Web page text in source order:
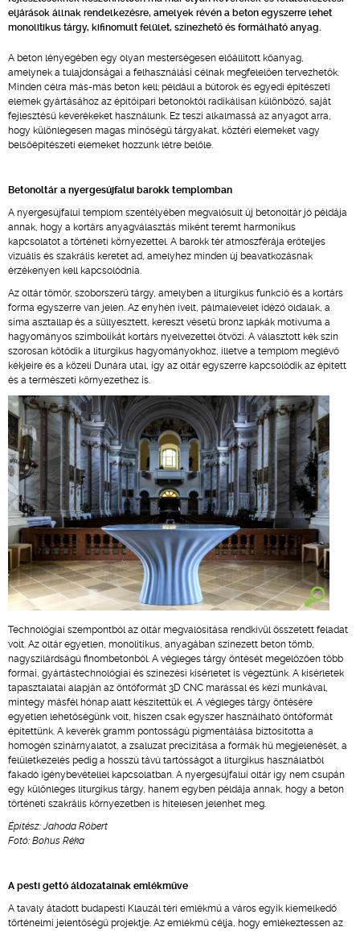
eljárások állnak rendelkezésre, amelyek révén a beton egyszerre lehet
monolitikus tárgy, kifinomult felület, színezhető és formálható anyag.
A beton lényegében egy olyan mesterségesen előállított kőanyag,
amelynek a tulajdonságai a felhasználási célnak megfelelően tervezhetők.
Minden célra más-más beton kell; például a bútorok és egyedi építészeti
elemek gyártásához az építőipari betonoktól radikálisan különböző, saját
fejlesztésű keverékeket használunk. Ez teszi alkalmassá az anyagot arra,
hogy különlegesen magas minőségű tárgyakat, köztéri elemeket vagy
belsőépítészeti elemeket hozzunk létre belőle.
Betonoltár a nyergesújfalui barokk templomban
A nyergesújfalui templom szentélyében megvalósult új betonoltár jó példája
annak, hogy a kortárs anyagválasztás miként teremt harmonikus
kapcsolatot a történeti környezettel. A barokk tér atmoszférája erőteljes
vizuális és szakrális keretet ad, amelyhez minden új beavatkozásnak
érzékenyen kell kapcsolódnia.
Az oltár tömör, szoborszerű tárgy, amelyben a liturgikus funkció és a kortárs
forma egyszerre van jelen. Az enyhén ívelt, pálmalevelet idéző oldalak, a
sima asztallap és a süllyesztett, kereszt vésetű bronz lapkák motívuma a
hagyományos szimbolikát kortárs nyelvezettel ötvözi. A választott kék szín
szorosan kötődik a liturgikus hagyományokhoz, illetve a templom meglévő
kékjeire és a közeli Dunára utal, így az oltár egyszerre kapcsolódik az épített
és a természeti környezethez is.
Technológiai szempontból az oltár megvalósítása rendkívül összetett feladat
volt. Az oltár egyetlen, monolitikus, anyagában színezett beton tömb,
nagyszilárdságú finombetonból. A végleges tárgy öntését megelőzően több
formai, gyártástechnológiai és színezési kísérletet is végeztünk. A kísérletek
tapasztalatai alapján az öntőformát 3D CNC marással és kézi munkával,
mintegy másfél hónap alatt készítettük el. A végleges tárgy öntésére
egyetlen lehetőségünk volt, hiszen csak egyszer használható öntőformát
építettünk. A keverék gramm pontosságú pigmentálása biztosította a
homogén színárnyalatot, a zsaluzat precizitása a formák hű megjelenését, a
felületkezelés pedig a hosszú távú tartósságot a liturgikus használatból
fakadó igénybevétellel kapcsolatban. A nyergesújfalui oltár így nem csupán
egy különleges liturgikus tárgy, hanem egyben példája annak, hogy a beton
történeti szakrális környezetben is hitelesen jelenhet meg.
Építész: Jahoda Róbert
Fotó: Bohus Réka
A pesti gettó áldozatainak emlékműve
A tavaly átadott budapesti Klauzál téri emlékmű a város egyik kiemelkedő
történelmi jelentőségű projektje. Az emlékmű célja, hogy emlékeztessen az